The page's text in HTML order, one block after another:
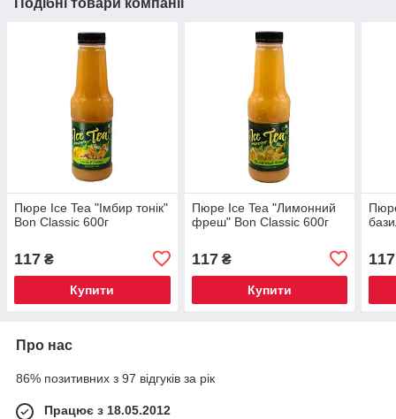
Подібні товари компанії
Пюре Ice Tea "Імбир тонік"
Bon Classic 600г
117 ₴
Купити
Пюре Ice Tea "Лимонний
фреш" Bon Classic 600г
117₴
Купити
117
Про нас
86% позитивних з 97 відгуків за рік
Працює з 18.05.2012